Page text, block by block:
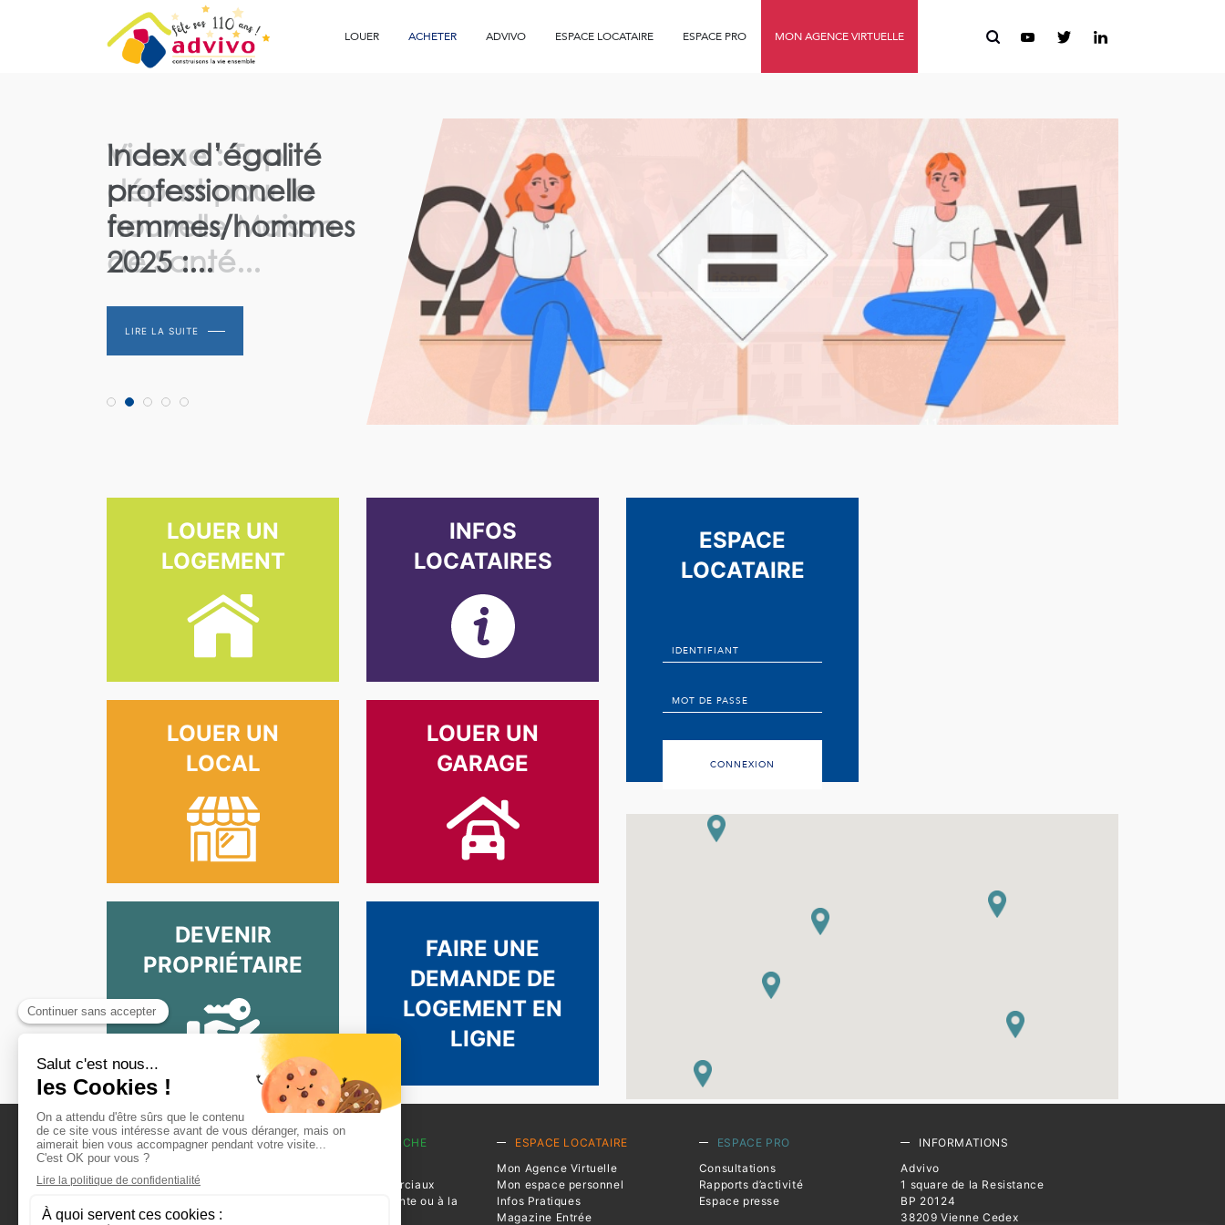
LOUER ACHETER ADVIVO ESPACE LOCATAIRE ESPACE PRO MON AGENCE VIRTUELLE
LIRE LA SUITE
Index d’égalité
professionnelle
femmes/hommes
2025 :...
LIRE LA SUITE
LIRE LA SUITE
LIRE LA SUITE
LOUER UN
LOGEMENT
INFOS
LOCATAIRES
LOUER UN
LOCAL
LOUER UN
GARAGE
DEVENIR
PROPRIÉTAIRE
FAIRE UNE
DEMANDE DE
LOGEMENT EN
LIGNE
ESPACE
LOCATAIRE
L’OFFICE
L’organisation
Recrutement
VOTRE RECHERCHE
Nos locaux commerciaux
disponibles à la vente ou à la
ESPACE LOCATAIRE
Mon Agence Virtuelle
Mon espace personnel
Infos Pratiques
Magazine Entrée
ESPACE PRO
Consultations
Rapports d’activité
Espace presse
INFORMATIONS
Advivo
1 square de la Resistance
BP 20124
38209 Vienne Cedex